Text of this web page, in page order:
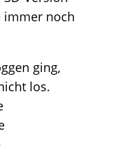
immer noch
ging,
los.